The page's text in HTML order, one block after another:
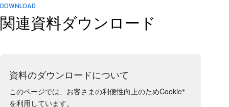
DOWNLOAD
関連資料ダウンロード
資料のダウンロードについて
このページでは、お客さまの利便性向上のためCookie※
を利用しています。